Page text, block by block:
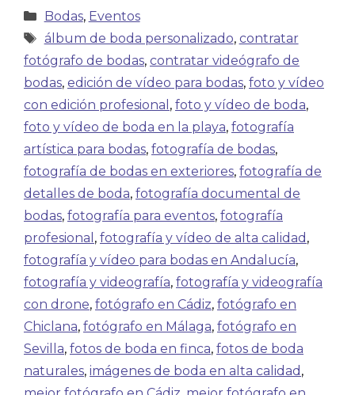
Bodas, Eventos
álbum de boda personalizado, contratar
fotógrafo de bodas, contratar videógrafo de
bodas, edición de vídeo para bodas, foto y vídeo
con edición profesional , foto y vídeo de boda,
foto y vídeo de boda en la playa, fotografía
artística para bodas, fotografía de bodas,
fotografía de bodas en exteriores, fotografía de
detalles de boda, fotografía documental de
bodas, fotografía para eventos, fotografía
profesional , fotografía y vídeo de alta calidad ,
fotografía y vídeo para bodas en Andalucía,
fotografía y videografía, fotografía y videografía
con drone, fotógrafo en Cádiz, fotógrafo en
Chiclana, fotógrafo en Málaga, fotógrafo en
Sevilla, fotos de boda en finca, fotos de boda
naturales, imágenes de boda en alta calidad ,